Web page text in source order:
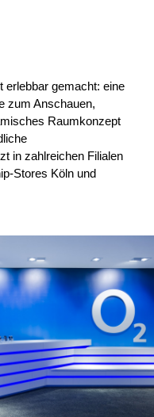
erlebbar gemacht: eine
zum Anschauen,
Raumkonzept
in zahlreichen Filialen
Stores Köln und